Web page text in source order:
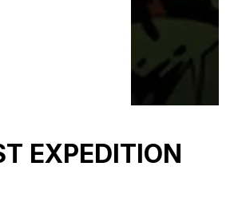
EXPEDITION